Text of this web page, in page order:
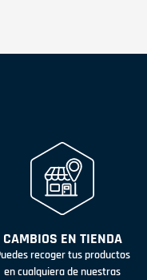
CAMBIOS EN TIENDA
recoger tus productos
en cualquiera de nuestras